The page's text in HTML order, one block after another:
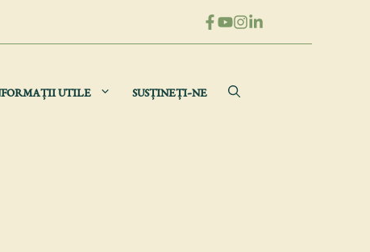
UTILE SUSȚINEȚI-NE